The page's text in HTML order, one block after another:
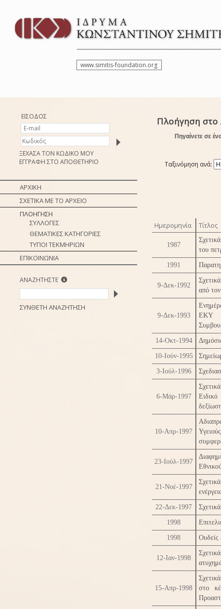
www.simitis-foundation.org
ΕΙΣΟΔΟΣ
ΞΕΧΑΣΑ ΤΟΝ ΚΩΔΙΚΟ ΜΟΥ
ΕΓΓΡΑΦΗ ΣΤΟ ΑΠΟΘΕΤΗΡΙΟ
ΑΡΧΙΚΗ
ΣΧΕΤΙΚΑ ΜΕ ΤΟ ΑΡΧΕΙΟ
ΠΛΟΗΓΗΣΗ
ΣΥΛΛΟΓΕΣ
ΘΕΜΑΤΙΚΕΣ ΚΑΤΗΓΟΡΙΕΣ
ΤΥΠΟΙ ΤΕΚΜΗΡΙΩΝ
ΕΠΙΚΟΙΝΩΝΙΑ
ΑΝΑΖΗΤΗΣΤΕ
ΣΥΝΘΕΤΗ ΑΝΑΖΗΤΗΣΗ
Πλοήγηση στο
Πηγαίνετε σε
Ταξινόμηση ανά:
Ημερομηνία Τίτλος
1987
του
1991
9-Δεκ-1992
από
9-Δεκ-1993
ΕΚΥ
14-Οκτ-1994
10-Ιούν-1995
3-Ιούλ-1996
6-Μάρ-1997
10-Απρ-1997
23-Ιούλ-1997
21-Νοέ-1997
22-Δεκ-1997
1998
1998 Ουδείς
12-Ιαν-1998
15-Απρ-1998
στο